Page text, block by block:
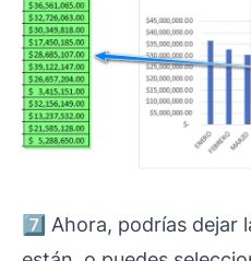
7️⃣ Ahora, podrías dejar